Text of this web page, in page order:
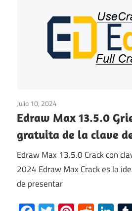
Julio 10, 2024
Edraw Max 13.5.0
gratuita de la clave
Edraw Max 13.5.0 Crack con
2024 Edraw Max Crack es la
de presentar